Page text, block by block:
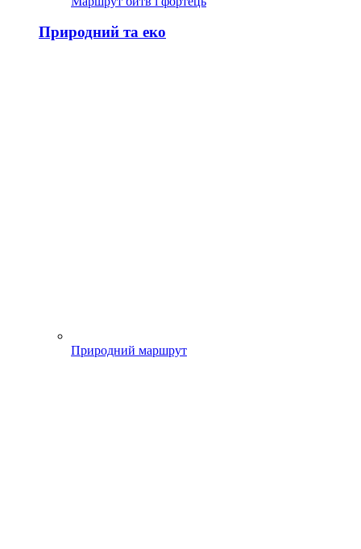
Природний та еко
Природний маршрут